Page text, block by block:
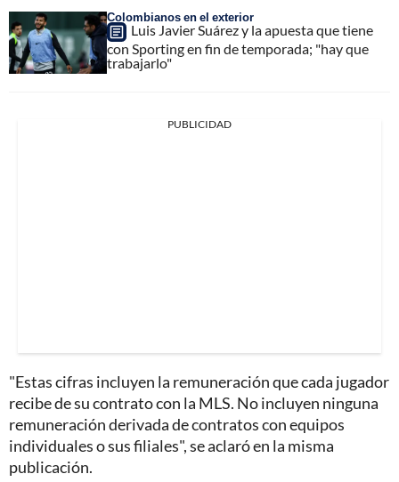
Colombianos en el exterior
Luis Javier Suárez y la apuesta que tiene
con Sporting en fin de temporada; "hay que
trabajarlo"
PUBLICIDAD
"Estas cifras incluyen la remuneración que cada jugador
recibe de su contrato con la MLS. No incluyen ninguna
remuneración derivada de contratos con equipos
individuales o sus filiales", se aclaró en la misma
publicación.